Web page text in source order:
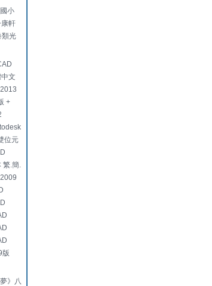
小
軒
類光
文
+
位元
繁.簡.
版
》八